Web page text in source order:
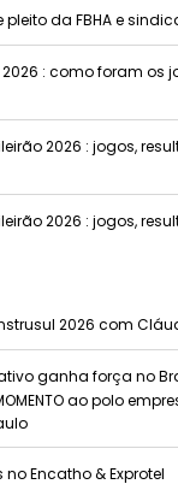
pleito da FBHA e
: como foram os
2026 : jogos,
2026 : jogos,
2026 com
ganha força no
ao polo
Encatho & Exprotel